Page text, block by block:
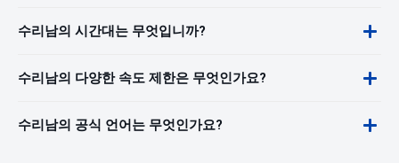
수리남의 시간대는 무엇입니까?
수리남의 다양한 속도 제한은 무엇인가요?
수리남의 공식 언어는 무엇인가요?